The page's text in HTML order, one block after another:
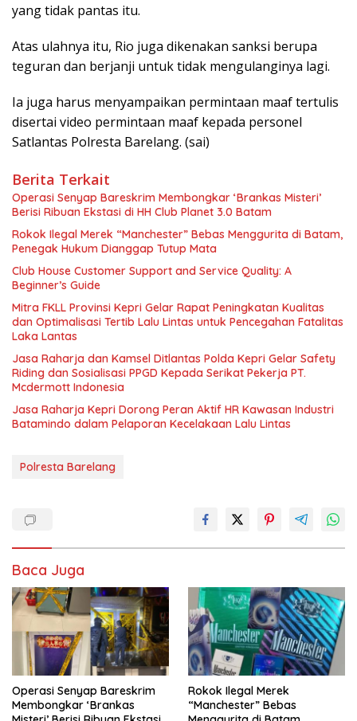
yang tidak pantas itu.
Atas ulahnya itu, Rio juga dikenakan sanksi berupa
teguran dan berjanji untuk tidak mengulanginya lagi.
Ia juga harus menyampaikan permintaan maaf tertulis
disertai video permintaan maaf kepada personel
Satlantas Polresta Barelang. (sai)
Berita Terkait
Operasi Senyap Bareskrim Membongkar ‘Brankas Misteri’
Berisi Ribuan Ekstasi di HH Club Planet 3.0 Batam
Rokok Ilegal Merek “Manchester” Bebas Menggurita di Batam,
Penegak Hukum Dianggap Tutup Mata
Club House Customer Support and Service Quality: A
Beginner’s Guide
Mitra FKLL Provinsi Kepri Gelar Rapat Peningkatan Kualitas
dan Optimalisasi Tertib Lalu Lintas untuk Pencegahan Fatalitas
Laka Lantas
Jasa Raharja dan Kamsel Ditlantas Polda Kepri Gelar Safety
Riding dan Sosialisasi PPGD Kepada Serikat Pekerja PT.
Mcdermott Indonesia
Jasa Raharja Kepri Dorong Peran Aktif HR Kawasan Industri
Batamindo dalam Pelaporan Kecelakaan Lalu Lintas
Polresta Barelang
Baca Juga
Operasi Senyap Bareskrim
Membongkar ‘Brankas
Rokok Ilegal Merek
“Manchester” Bebas